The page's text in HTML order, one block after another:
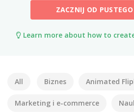
ZACZNIJ OD
Learn more about how to
All Biznes Animated
Marketing i e-commerce